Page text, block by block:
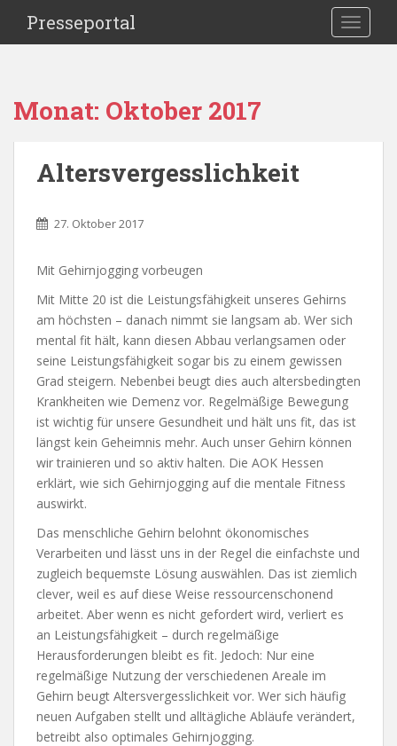
i
Presseportal
Monat: Oktober 2017
Altersvergesslichkeit
27. Oktober 2017
Mit Gehirnjogging vorbeugen
Mit Mitte 20 ist die Leistungsfähigkeit unseres Gehirns
am höchsten – danach nimmt sie langsam ab. Wer sich
mental fit hält, kann diesen Abbau verlangsamen oder
seine Leistungsfähigkeit sogar bis zu einem gewissen
Grad steigern. Nebenbei beugt dies auch altersbedingten
Krankheiten wie Demenz vor. Regelmäßige Bewegung
ist wichtig für unsere Gesundheit und hält uns fit, das ist
längst kein Geheimnis mehr. Auch unser Gehirn können
wir trainieren und so aktiv halten. Die AOK Hessen
erklärt, wie sich Gehirnjogging auf die mentale Fitness
auswirkt.
Das menschliche Gehirn belohnt ökonomisches
Verarbeiten und lässt uns in der Regel die einfachste und
zugleich bequemste Lösung auswählen. Das ist ziemlich
clever, weil es auf diese Weise ressourcenschonend
arbeitet. Aber wenn es nicht gefordert wird, verliert es
an Leistungsfähigkeit – durch regelmäßige
Herausforderungen bleibt es fit. Jedoch: Nur eine
regelmäßige Nutzung der verschiedenen Areale im
Gehirn beugt Altersvergesslichkeit vor. Wer sich häufig
neuen Aufgaben stellt und alltägliche Abläufe verändert,
betreibt also optimales Gehirnjogging.